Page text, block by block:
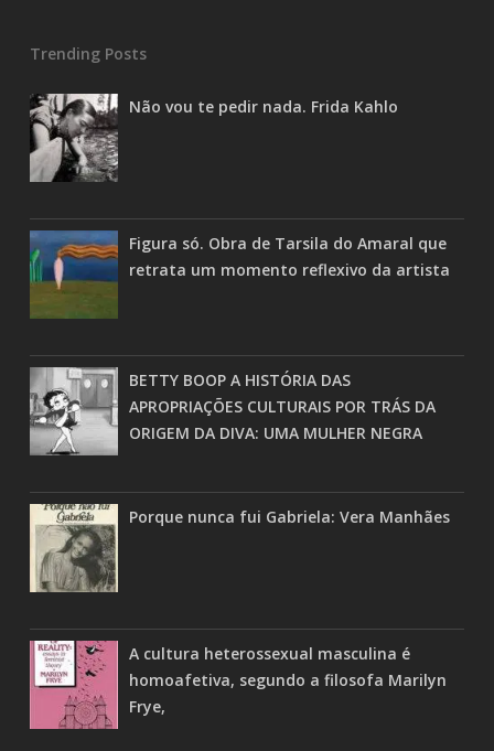
Trending Posts
Não vou te pedir nada. Frida Kahlo
Figura só. Obra de Tarsila do Amaral que
retrata um momento reflexivo da artista
BETTY BOOP A HISTÓRIA DAS
APROPRIAÇÕES CULTURAIS POR TRÁS DA
ORIGEM DA DIVA: UMA MULHER NEGRA
Porque nunca fui Gabriela: Vera Manhães
A cultura heterossexual masculina é
homoafetiva, segundo a filosofa Marilyn
Frye,